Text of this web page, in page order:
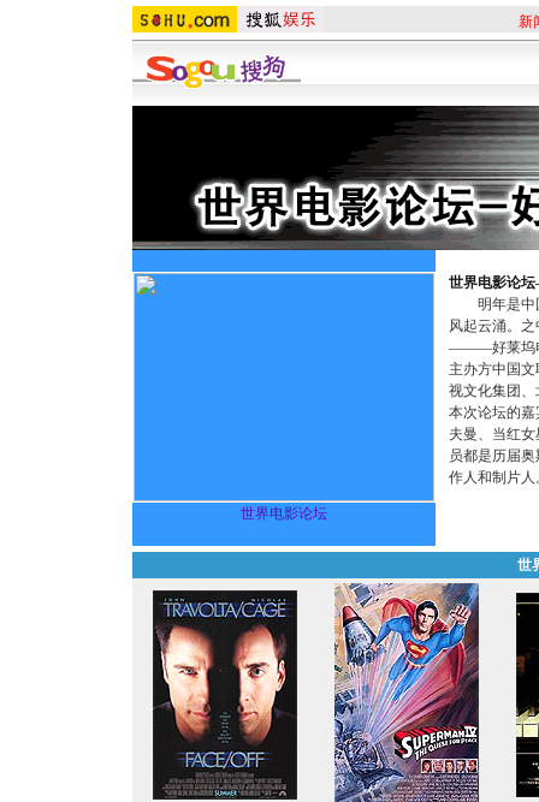
新
世界电影论坛
世界电影论
明年是中国
风起云涌。
———好莱坞电
主办方中国
视文化集团
本次论坛的嘉
夫曼、当红
员都是历届
作人和制片人
世